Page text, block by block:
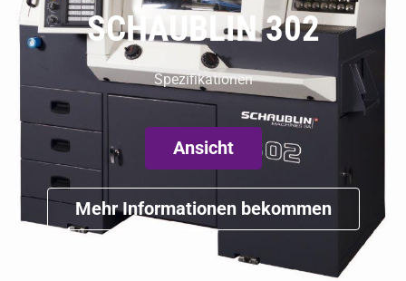
SCHAUBLIN 302
Spezifikationen
Ansicht
Mehr Informationen bekommen